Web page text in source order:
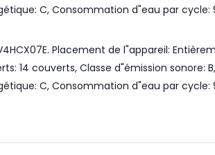
C, Consommation d"eau par cycle:
Placement de l"appareil:
14 couverts, Classe d"émission sonore:
C, Consommation d"eau par cycle: